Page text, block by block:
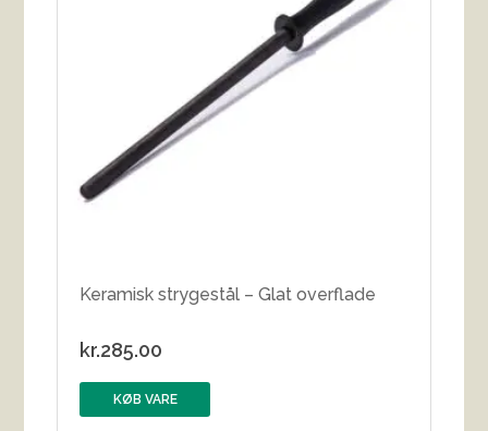
Keramisk strygestål – Glat overflade
kr.285.00
KØB VARE